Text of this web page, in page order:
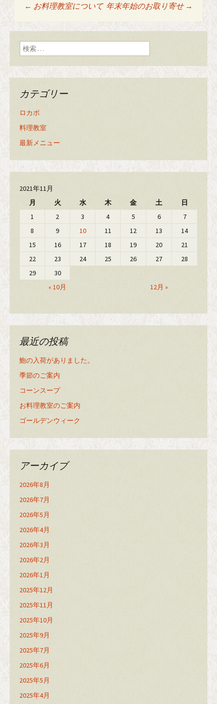
投稿ナビゲーショ
ン
← お料理教室について 年末年始のお取り寄せ →
検索:
カテゴリー
ロカボ
料理教室
最新メニュー
2021年11月
月
火 水 木 金 土 日
« 10月 12月 »
1 2 3 4 5 6
7
8
9 10 11 12 13
14
15
16 17 18 19 20
21
22
23 24 25 26 27
28
29
30
最近の投稿
鮑の入荷がありました。
季節のご案内
コーンスープ
お料理教室のご案内
ゴールデンウィーク
アーカイブ
2026年8月
2026年7月
2026年5月
2026年4月
2026年3月
2026年2月
2026年1月
2025年12月
2025年11月
2025年10月
2025年9月
2025年7月
2025年6月
2025年5月
2025年4月